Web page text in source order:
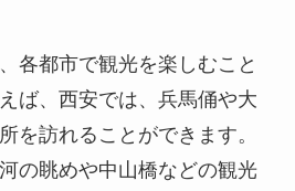
各都市で観光を楽しむこと
ば、西安では、兵馬俑や大
を訪れることができます。
の眺めや中山橋などの観光